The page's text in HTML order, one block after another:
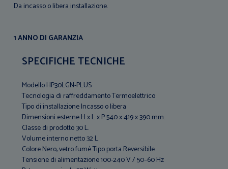
Da incasso o libera installazione.
1 ANNO DI GARANZIA
SPECIFICHE TECNICHE
Modello HP30LGN-PLUS
Tecnologia di raffreddamento Termoelettrico
Tipo di installazione Incasso o libera
Dimensioni esterne H x L x P 540 x 419 x 390 mm.
Classe di prodotto 30 L.
Volume interno netto 32 L.
Colore Nero, vetro fumé Tipo porta Reversibile
Tensione di alimentazione 100-240 V / 50–60 Hz